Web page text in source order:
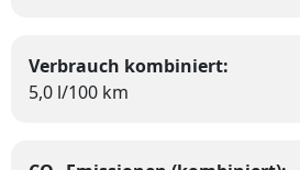
Verbrauch kombiniert:
5,0 l/100 km